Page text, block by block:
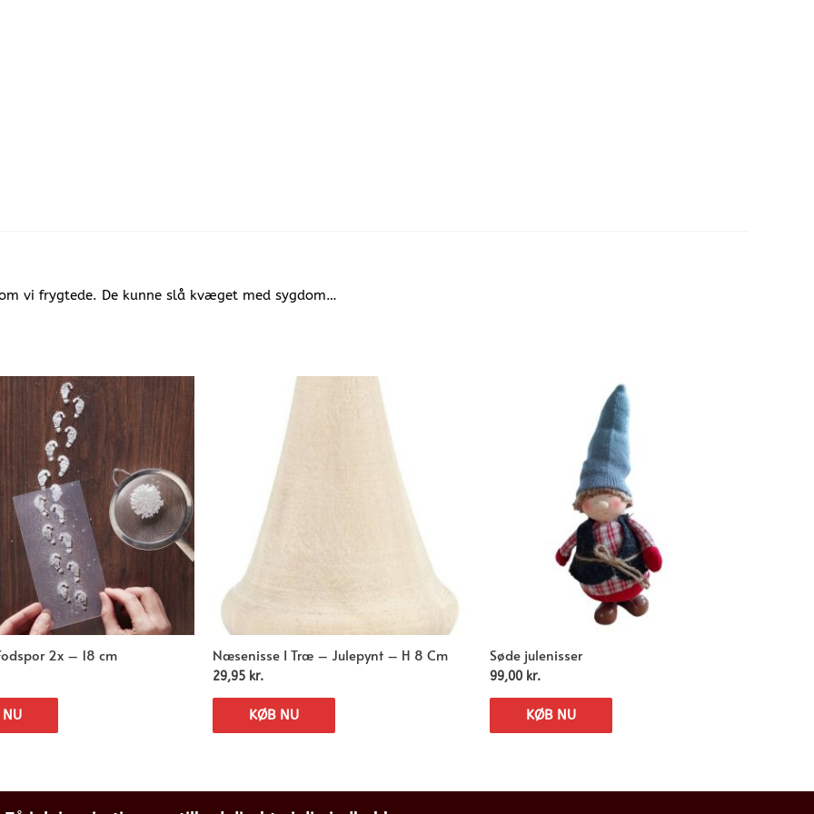
vi frygtede. De kunne slå kvæget med sygdom…
2x – 18 cm Næsenisse I Træ – Julepynt – H 8 Cm
29,95 kr.
KØB NU
Søde julenisser
99,00 kr.
KØB NU